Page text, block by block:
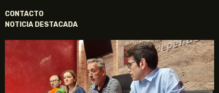
CONTACTO
NOTICIA DESTACADA